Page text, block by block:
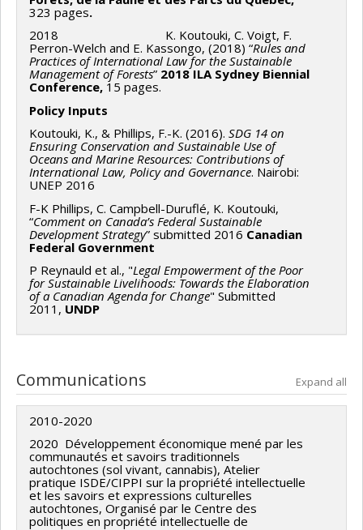
323 pages.
2018 K. Koutouki, C. Voigt, F.
Perron-Welch and E. Kassongo, (2018) “Rules and
Practices of International Law for the Sustainable
Management of Forests” 2018 ILA Sydney Biennial
Conference, 15 pages.
Policy Inputs
Koutouki, K., & Phillips, F.-K. (2016). SDG 14 on
Ensuring Conservation and Sustainable Use of
Oceans and Marine Resources: Contributions of
International Law, Policy and Governance. Nairobi:
UNEP 2016
F-K Phillips, C. Campbell-Duruflé, K. Koutouki,
“Comment on Canada’s Federal Sustainable
Development Strategy” submitted 2016 Canadian
Federal Government
P Reynauld et al., "Legal Empowerment of the Poor
for Sustainable Livelihoods: Towards the Elaboration
of a Canadian Agenda for Change" Submitted
2011, UNDP
Communications Expand all
2010-2020
2020 Développement économique mené par les
communautés et savoirs traditionnels
autochtones (sol vivant, cannabis), Atelier
pratique ISDE/CIPPI sur la propriété intellectuelle
et les savoirs et expressions culturelles
autochtones, Organisé par le Centre des
politiques en propriété intellectuelle de